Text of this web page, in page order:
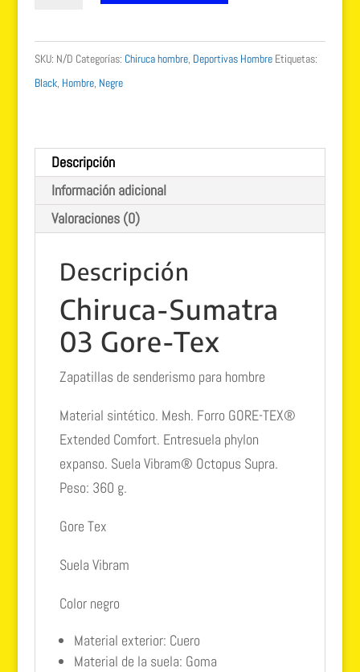
sumatra
cantidad
SKU: N/D Categorías: Chiruca hombre, Deportivas Hombre Etiquetas:
Black, Hombre, Negre
Descripción
Información adicional
Valoraciones (0)
Descripción
Chiruca-Sumatra
03 Gore-Tex
Zapatillas de senderismo para hombre
Material sintético. Mesh. Forro GORE-TEX®
Extended Comfort. Entresuela phylon
expanso. Suela Vibram® Octopus Supra.
Peso: 360 g.
Gore Tex
Suela Vibram
Color negro
Material exterior: Cuero
Material de la suela: Goma